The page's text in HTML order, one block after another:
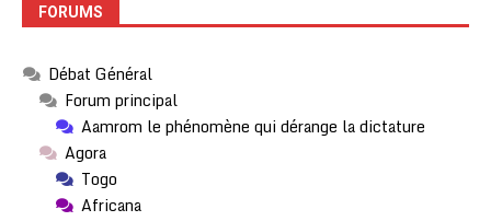
FORUMS
Débat Général
Forum principal
Aamrom le phénomène qui dérange la dictature
Agora
Togo
Africana